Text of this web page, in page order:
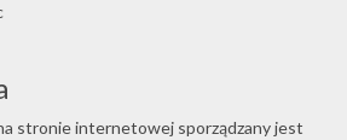
stronie internetowej sporządzany jest